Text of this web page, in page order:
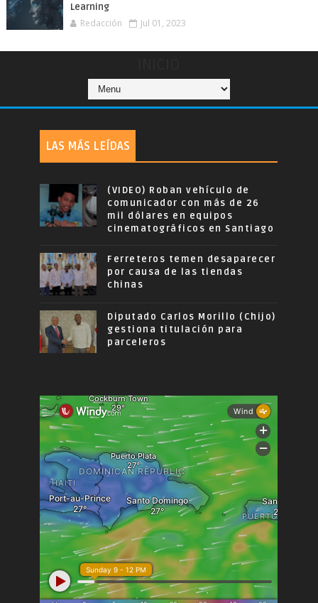
Learning
Redacción Jul 01, 2023
LAS MÁS LEÍDAS
(VIDEO) Roban vehículo de
comunicador con más de 26
mil dólares en equipos
cinematográficos en Santiago
Ferreteros temen desaparecer
por causa de las tiendas
chinas
Diputado Carlos Morillo (Chijo)
gestiona titulación para
parceleros